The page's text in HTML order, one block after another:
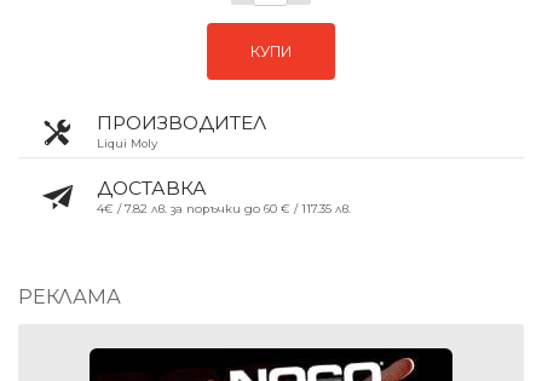
КУПИ
ПРОИЗВОДИТЕЛ
Liqui Moly
ДОСТАВКА
4€ / 7.82 лв. за поръчки до 60 € / 117.35 лв.
РЕКЛАМА